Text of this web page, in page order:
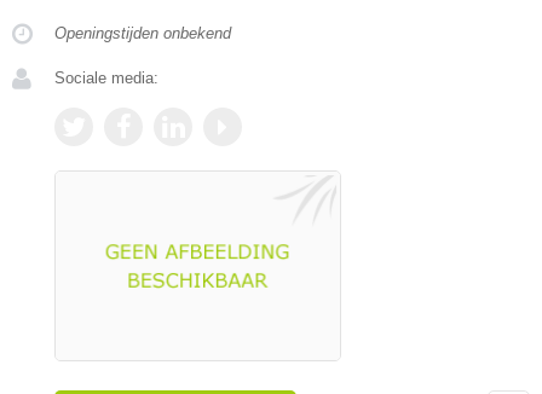
Openingstijden onbekend
Sociale media: